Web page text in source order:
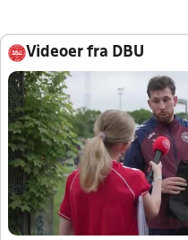
Videoer fra DBU